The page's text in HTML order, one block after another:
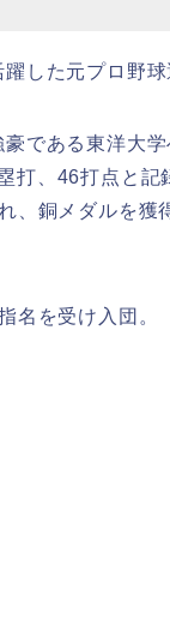
した元プロ野球
である東洋大
打、46打点と記
、銅メダルを獲
名を受け入団。